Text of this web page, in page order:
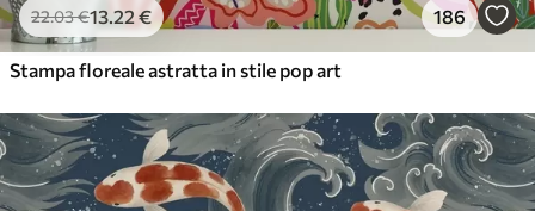
22.03€13.22€ 186
Stampa floreale astratta in stile pop art